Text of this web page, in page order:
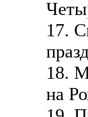
17.
18.
на